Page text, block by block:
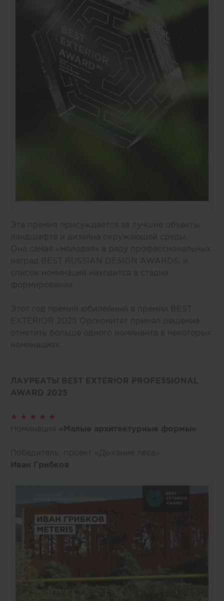
Эта премия присуждается за лучшие объекты
ландшафта и дизайна окружающей среды.
Она самая «молодая» в ряду профессиональных
наград BEST RUSSIAN DESIGN AWARDS, и
список номинаций находится в стадии
формирования.
Этот год премий юбилейный в премии BEST
EXTERIOR 2025 Оргкомитет принял решение
отметить больше одного номинанта в некоторых
номинациях.
ЛАУРЕАТЫ BEST EXTERIOR PROFESSIONAL
AWARD 2025
★ ★ ★ ★ ★
Номинация «Малые архитектурные формы»
Победитель: проект «Дыхание леса»
Иван Грибков